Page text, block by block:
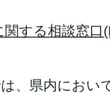
関する相談窓口
、県内におい